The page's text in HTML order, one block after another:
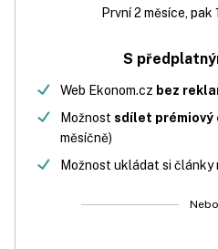
První 2 měsíce,
S
Web Ekonom.cz bez
Možnost sdílet prémiový
měsíčně)
Možnost ukládat si články
Nebo